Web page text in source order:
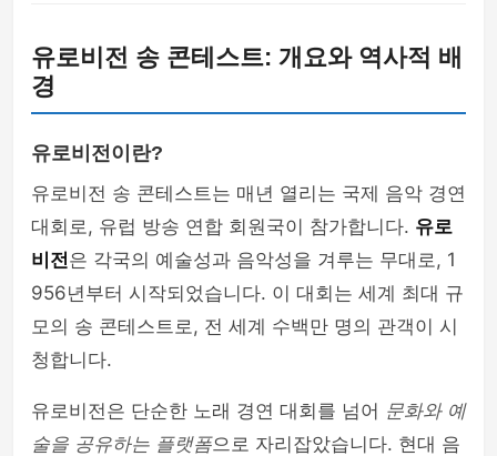
유로비전 송 콘테스트: 개요와 역사적 배
경
유로비전이란?
유로비전 송 콘테스트는 매년 열리는 국제 음악 경연
대회로, 유럽 방송 연합 회원국이 참가합니다. 유로
비전은 각국의 예술성과 음악성을 겨루는 무대로, 1
956년부터 시작되었습니다. 이 대회는 세계 최대 규
모의 송 콘테스트로, 전 세계 수백만 명의 관객이 시
청합니다.
유로비전은 단순한 노래 경연 대회를 넘어 문화와 예
술을 공유하는 플랫폼으로 자리잡았습니다. 현대 음